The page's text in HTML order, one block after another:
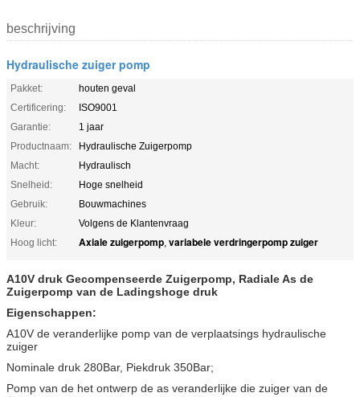
beschrijving
Hydraulische zuiger pomp
Pakket:
houten geval
Certificering:
ISO9001
Garantie:
1 jaar
Productnaam:
Hydraulische Zuigerpomp
Macht:
Hydraulisch
Snelheid:
Hoge snelheid
Gebruik:
Bouwmachines
Kleur:
Volgens de Klantenvraag
Hoog licht:
Axiale zuigerpomp, variabele verdringerpomp zuiger
A10V druk Gecompenseerde Zuigerpomp, Radiale As de
Zuigerpomp van de Ladingshoge druk
Eigenschappen:
A10V de veranderlijke pomp van de verplaatsings hydraulische
zuiger
Nominale druk 280Bar, Piekdruk 350Bar;
Pomp van de het ontwerp de as veranderlijke die zuiger van de